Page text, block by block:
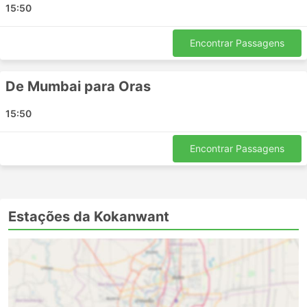
Pali Maharashtra
Nandgaon
Oras
Pinguli
Saliste
15:50
Encontrar Passagens
De Mumbai para Oras
15:50
Encontrar Passagens
Estações da Kokanwant